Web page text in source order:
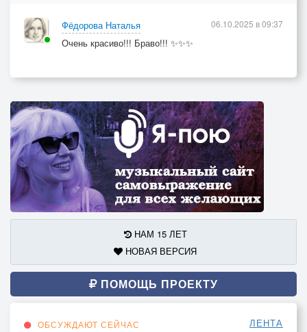
Фёдорова Наталья
Очень красиво!!! Браво!!! ✨✨✨
06.10.2025 в 09:37
НАМ 15 ЛЕТ
НОВАЯ ВЕРСИЯ
ПОМОЩЬ ПРОЕКТУ
ОБСУЖДАЮТ СЕЙЧАС ЛЕНТА